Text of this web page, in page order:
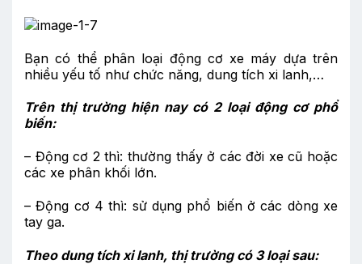
Bạn có thể phân loại động cơ xe máy dựa trên
nhiều yếu tố như chức năng, dung tích xi lanh,…
Trên thị trường hiện nay có 2 loại động cơ phổ
biến:
– Động cơ 2 thì: thường thấy ở các đời xe cũ hoặc
các xe phân khối lớn.
– Động cơ 4 thì: sử dụng phổ biến ở các dòng xe
tay ga.
Theo dung tích xi lanh, thị trường có 3 loại sau: